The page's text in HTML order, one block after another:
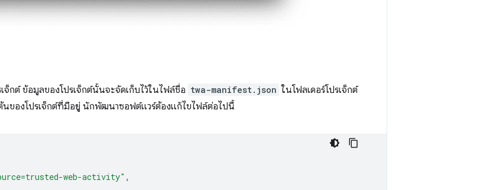
จ็กต์ ข้อมูลของโปรเจ็กต์นั้นจะจัดเก็บไว้ในไฟล์ชื่อ twa-manifest.json ในโฟลเดอร์โปรเจ็กต์
ต้นของโปรเจ็กต์ที่มีอยู่ นักพัฒนาซอฟต์แวร์ต้องแก้ไขไฟล์ต่อไปนี้
web-activity" ,